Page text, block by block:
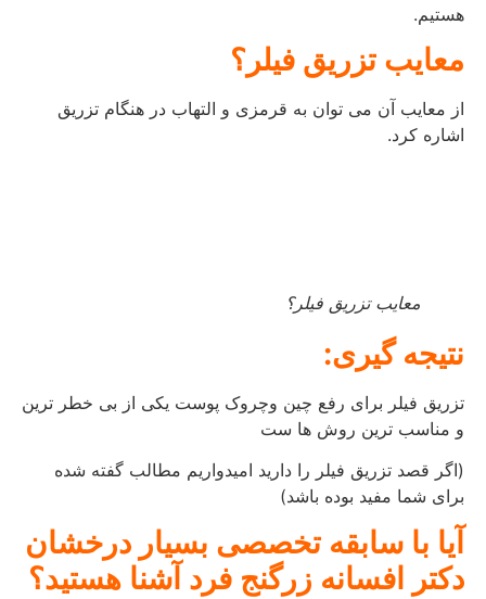
هستیم.
معایب تزریق فیلر؟
از معایب آن می توان به قرمزی و التهاب در هنگام تزریق
اشاره کرد.
معایب تزریق فیلر؟
نتیجه گیری:
تزریق فیلر برای رفع چین وچروک پوست یکی از بی خطر ترین
و مناسب ترین روش ها ست
(اگر قصد تزریق فیلر را دارید امیدواریم مطالب گفته شده
برای شما مفید بوده باشد)
آیا با سابقه تخصصی بسیار درخشان
دکتر افسانه زرگنج فرد آشنا هستید؟